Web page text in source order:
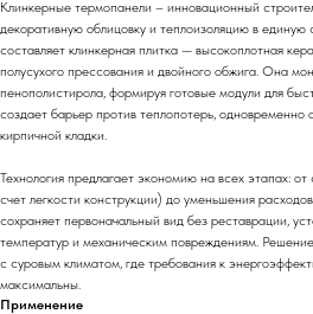
Клинкерные термопанели – инновационный
декоративную облицовку и теплоизоляцию в единую
составляет клинкерная плитка — высокоплотная
полусухого прессования и двойного обжига. Она
пенополистирола, формируя готовые модули для
создает барьер против теплопотерь, одновременно
кирпичной кладки.
Технология предлагает экономию на всех этапах:
счет легкости конструкции) до уменьшения
сохраняет первоначальный вид без реставрации,
температур и механическим повреждениям.
с суровым климатом, где требования к
максимальны.
Применение